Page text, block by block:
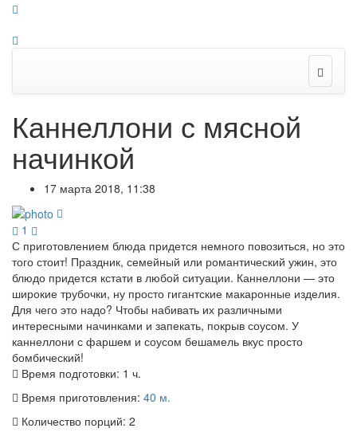
Каннеллони с мясной
начинкой
17 марта 2018, 11:38
1
С приготовлением блюда придется немного повозиться, но это
того стоит! Праздник, семейный или романтический ужин, это
блюдо придется кстати в любой ситуации. Каннеллони — это
широкие трубочки, ну просто гигантские макаронные изделия.
Для чего это надо? Чтобы набивать их различными
интересными начинками и запекать, покрыв соусом. У
каннеллони с фаршем и соусом бешамель вкус просто
бомбический!
Время подготовки: 1 ч.
Время приготовления: 40 м.
Количество порций: 2